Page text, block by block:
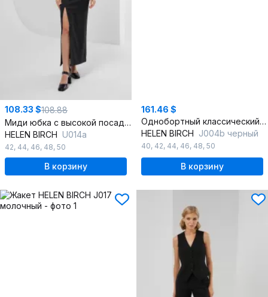
108.33 $108.88
Миди юбка с высокой посадкой и разрезом
HELEN BIRCH U014а
42, 44, 46, 48, 50
В корзину
161.46 $
Однобортный классический жакет с лацканами и нагрудным карманом
HELEN BIRCH J004b черный
40, 42, 44, 46, 48, 50
В корзину